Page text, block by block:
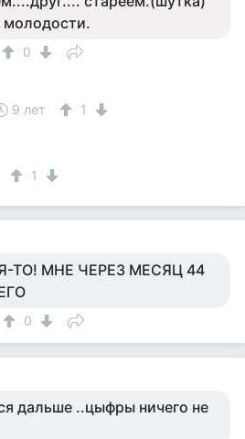
молодости.
0
9 лет 1
1
ТО! МНЕ ЧЕРЕЗ МЕСЯЦ 44
0
дальше ..цыфры ничего не